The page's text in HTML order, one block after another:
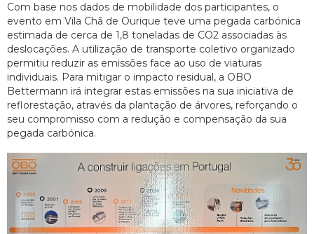
Com base nos dados de mobilidade dos participantes, o
evento em Vila Chã de Ourique teve uma pegada carbónica
estimada de cerca de 1,8 toneladas de CO2 associadas às
deslocações. A utilização de transporte coletivo organizado
permitiu reduzir as emissões face ao uso de viaturas
individuais. Para mitigar o impacto residual, a OBO
Bettermann irá integrar estas emissões na sua iniciativa de
reflorestação, através da plantação de árvores, reforçando o
seu compromisso com a redução e compensação da sua
pegada carbónica.